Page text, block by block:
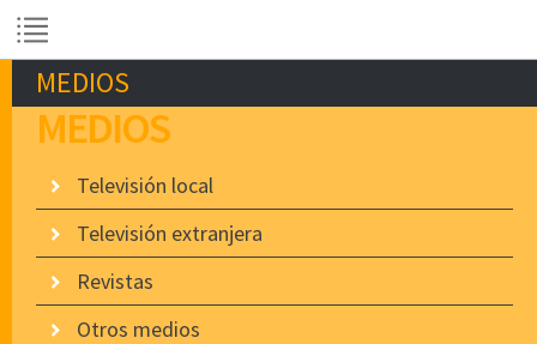
MEDIOS
MEDIOS
Televisión local
Televisión extranjera
Revistas
Otros medios